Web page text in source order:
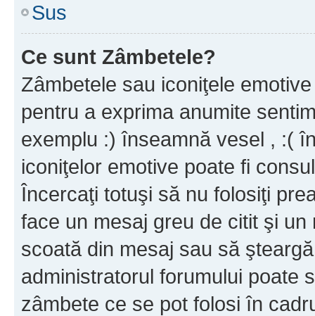
Sus
Ce sunt Zâmbetele?
Zâmbetele sau iconiţele
pentru a exprima anumite
exemplu :) înseamnă vesel , :(
iconiţelor emotive poate fi
Încercaţi totuşi să nu folosiţi
face un mesaj greu de citit şi
scoată din mesaj sau să
administratorul forumului poate
zâmbete ce se pot folosi în